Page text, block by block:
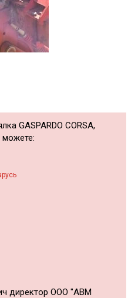
GASPARDO CORSA,
можете:
директор ООО "АВМ